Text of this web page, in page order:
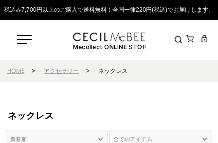
税込み7,700円以上のご購入で送料無料！全国一律220円(税込)でお届けします。
Mecollect ONLINE STORE
HOME > アクセサリー > ネックレス
ネックレス